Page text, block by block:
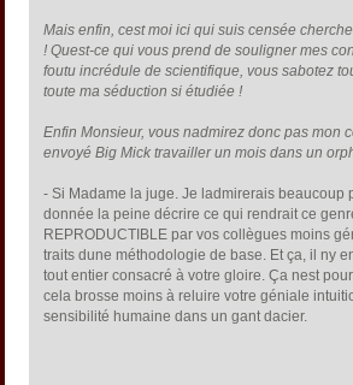
Mais enfin, cest moi ici qui suis censée
! Quest-ce qui vous prend de souligner mes
foutu incrédule de scientifique, vous sabotez
toute ma séduction si étudiée !
Enfin Monsieur, vous nadmirez donc pas mon
envoyé Big Mick travailler un mois dans un
- Si Madame la juge. Je ladmirerais beaucoup
donnée la peine décrire ce qui rendrait ce
REPRODUCTIBLE par vos collègues moins
traits dune méthodologie de base. Et ça, il ny
tout entier consacré à votre gloire. Ça nest
cela brosse moins à reluire votre géniale
sensibilité humaine dans un gant dacier.